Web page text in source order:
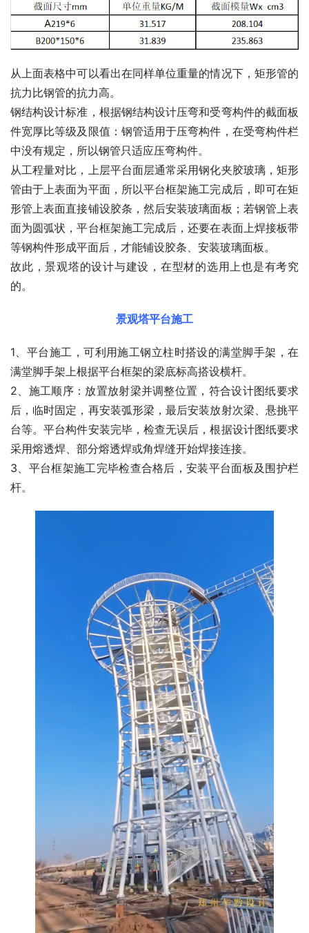
从上面表格中可以看出在同样单位重量的情况下，矩形管的
抗力比钢管的抗力高。
钢结构设计标准，根据钢结构设计压弯和受弯构件的截面板
件宽厚比等级及限值：钢管适用于压弯构件，在受弯构件栏
中没有规定，所以钢管只适应压弯构件。
从工程量对比，上层平台面层通常采用钢化夹胶玻璃，矩形
管由于上表面为平面，所以平台框架施工完成后，即可在矩
形管上表面直接铺设胶条，然后安装玻璃面板；若钢管上表
面为圆弧状，平台框架施工完成后，还要在表面上焊接板带
等钢构件形成平面后，才能铺设胶条、安装玻璃面板。
故此，景观塔的设计与建设，在型材的选用上也是有考究
的。
景观塔平台施工
1、平台施工，可利用施工钢立柱时搭设的满堂脚手架，在
满堂脚手架上根据平台框架的梁底标高搭设横杆。
2、施工顺序：放置放射梁并调整位置，符合设计图纸要求
后，临时固定，再安装弧形梁，最后安装放射次梁、悬挑平
台等。平台构件安装完毕，检查无误后，根据设计图纸要求
采用熔透焊、部分熔透焊或角焊缝开始焊接连接。
3、平台框架施工完毕检查合格后，安装平台面板及围护栏
杆。